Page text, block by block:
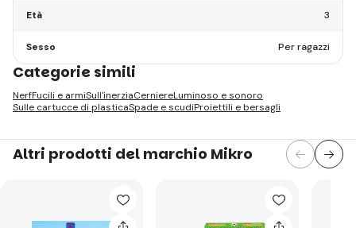
Età 3
Sesso Per ragazzi
Categorie simili
NerfFucili e armiSull'inerziaCerniereLuminoso e sonoro
Sulle cartucce di plasticaSpade e scudiProiettili e bersagli
Altri prodotti del marchio Mikro